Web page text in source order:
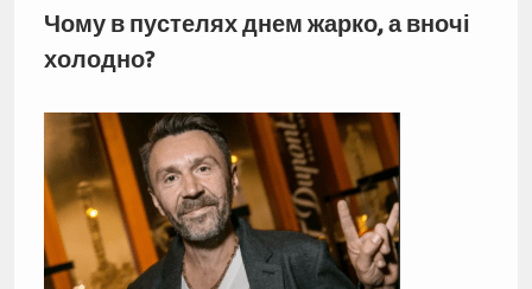
Чому в пустелях днем жарко, а вночі
холодно?